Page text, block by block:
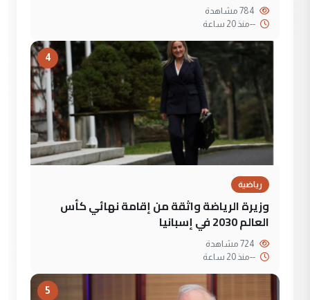
--منذ 20 ساعة
4
رياضية
وزيرة الرياضة واثقة من إقامة نهائي كأس
العالم 2030 في إسبانيا
--منذ 20 ساعة
5